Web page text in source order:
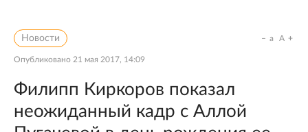
Новости
Опубликовано 21 мая 2017, 14:09
a A
Филипп Киркоров показал
неожиданный кадр с Аллой